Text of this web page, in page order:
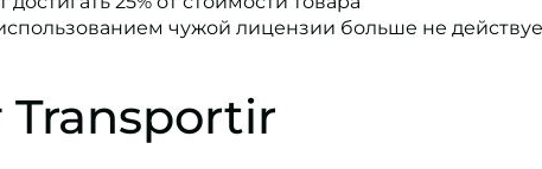
чужой лицензии больше не